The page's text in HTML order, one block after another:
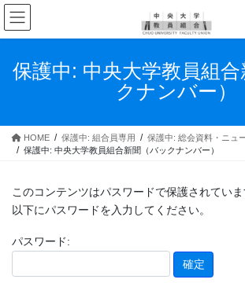
コ
ン
テ
ナ
ビ
ゲ
保護中: 中央大学教員組合
クナンバー）
HOME 保護中: 組合員専用
保護中: 総会資料・ニュ
保護中: 中央大学教員組合新聞（バックナンバー）
このコンテンツはパスワードで保護されてい
以下にパスワードを入力してください。
パスワード: